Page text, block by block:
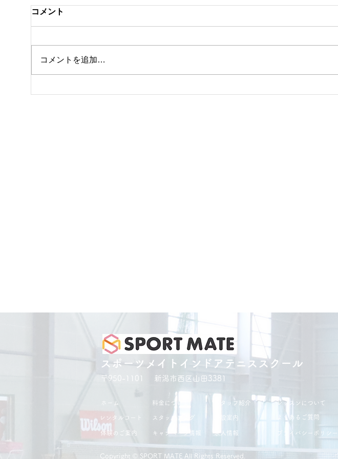
コメント
コメントを追加…
スポーツメイトインドアテニススクール
求人情報
ホーム スタッフ紹介
レンタルコート
レッスンについて
キャンペーン情報
〒950-1101 新潟市西区山田3381
スタッフブログ よくあるご質問
Copyright ©︎ SPORT MATE All Rights Reserved.
プライバシーポリシー
料金について
施設案内
体験のご案内